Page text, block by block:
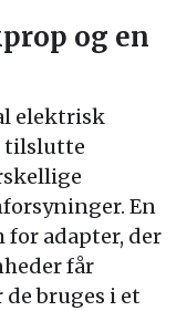
og en
elektrisk
tilslutte
En
for adapter, der
får
bruges i et